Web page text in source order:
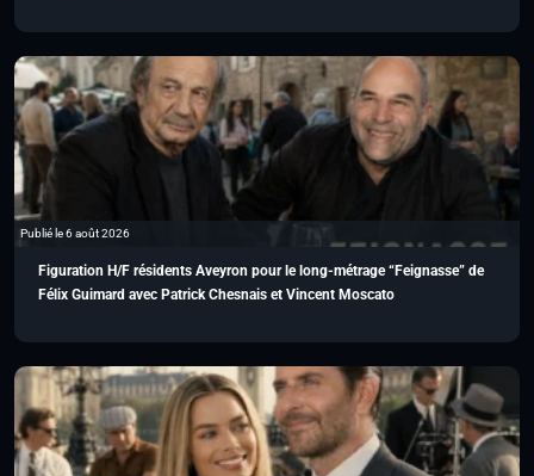
Publié le 6 août 2026
Figuration H/F résidents Aveyron pour le long-métrage “Feignasse” de
Félix Guimard avec Patrick Chesnais et Vincent Moscato